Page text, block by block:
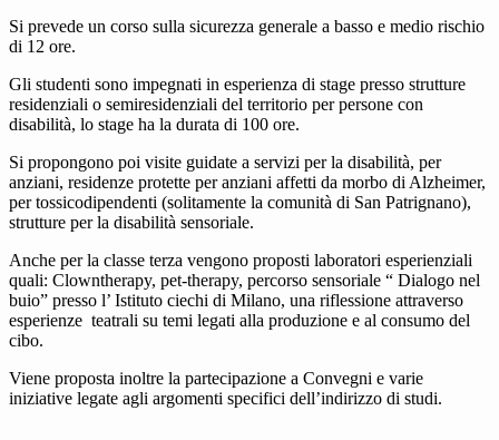
Si prevede un corso sulla sicurezza generale a basso e medio rischio
di 12 ore.
Gli studenti sono impegnati in esperienza di stage presso strutture
residenziali o semiresidenziali del territorio per persone con
disabilità, lo stage ha la durata di 100 ore.
Si propongono poi visite guidate a servizi per la disabilità, per
anziani, residenze protette per anziani affetti da morbo di Alzheimer,
per tossicodipendenti (solitamente la comunità di San Patrignano),
strutture per la disabilità sensoriale.
Anche per la classe terza vengono proposti laboratori esperienziali
quali: Clowntherapy, pet-therapy, percorso sensoriale “ Dialogo nel
buio” presso l’ Istituto ciechi di Milano, una riflessione attraverso
esperienze teatrali su temi legati alla produzione e al consumo del
cibo.
Viene proposta inoltre la partecipazione a Convegni e varie
iniziative legate agli argomenti specifici dell’indirizzo di studi.